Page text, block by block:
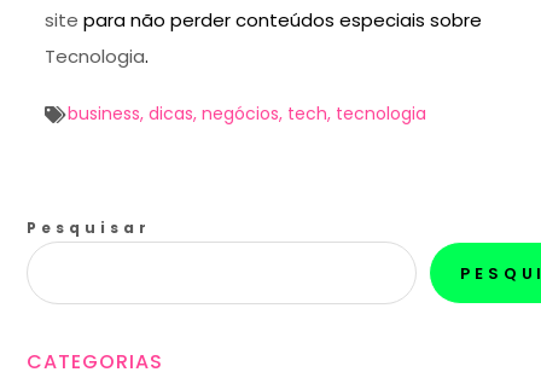
site para não perder conteúdos especiais sobre
Tecnologia.
business,dicas,negócios, tech, tecnologia
Pesquisar
CATEGORIAS